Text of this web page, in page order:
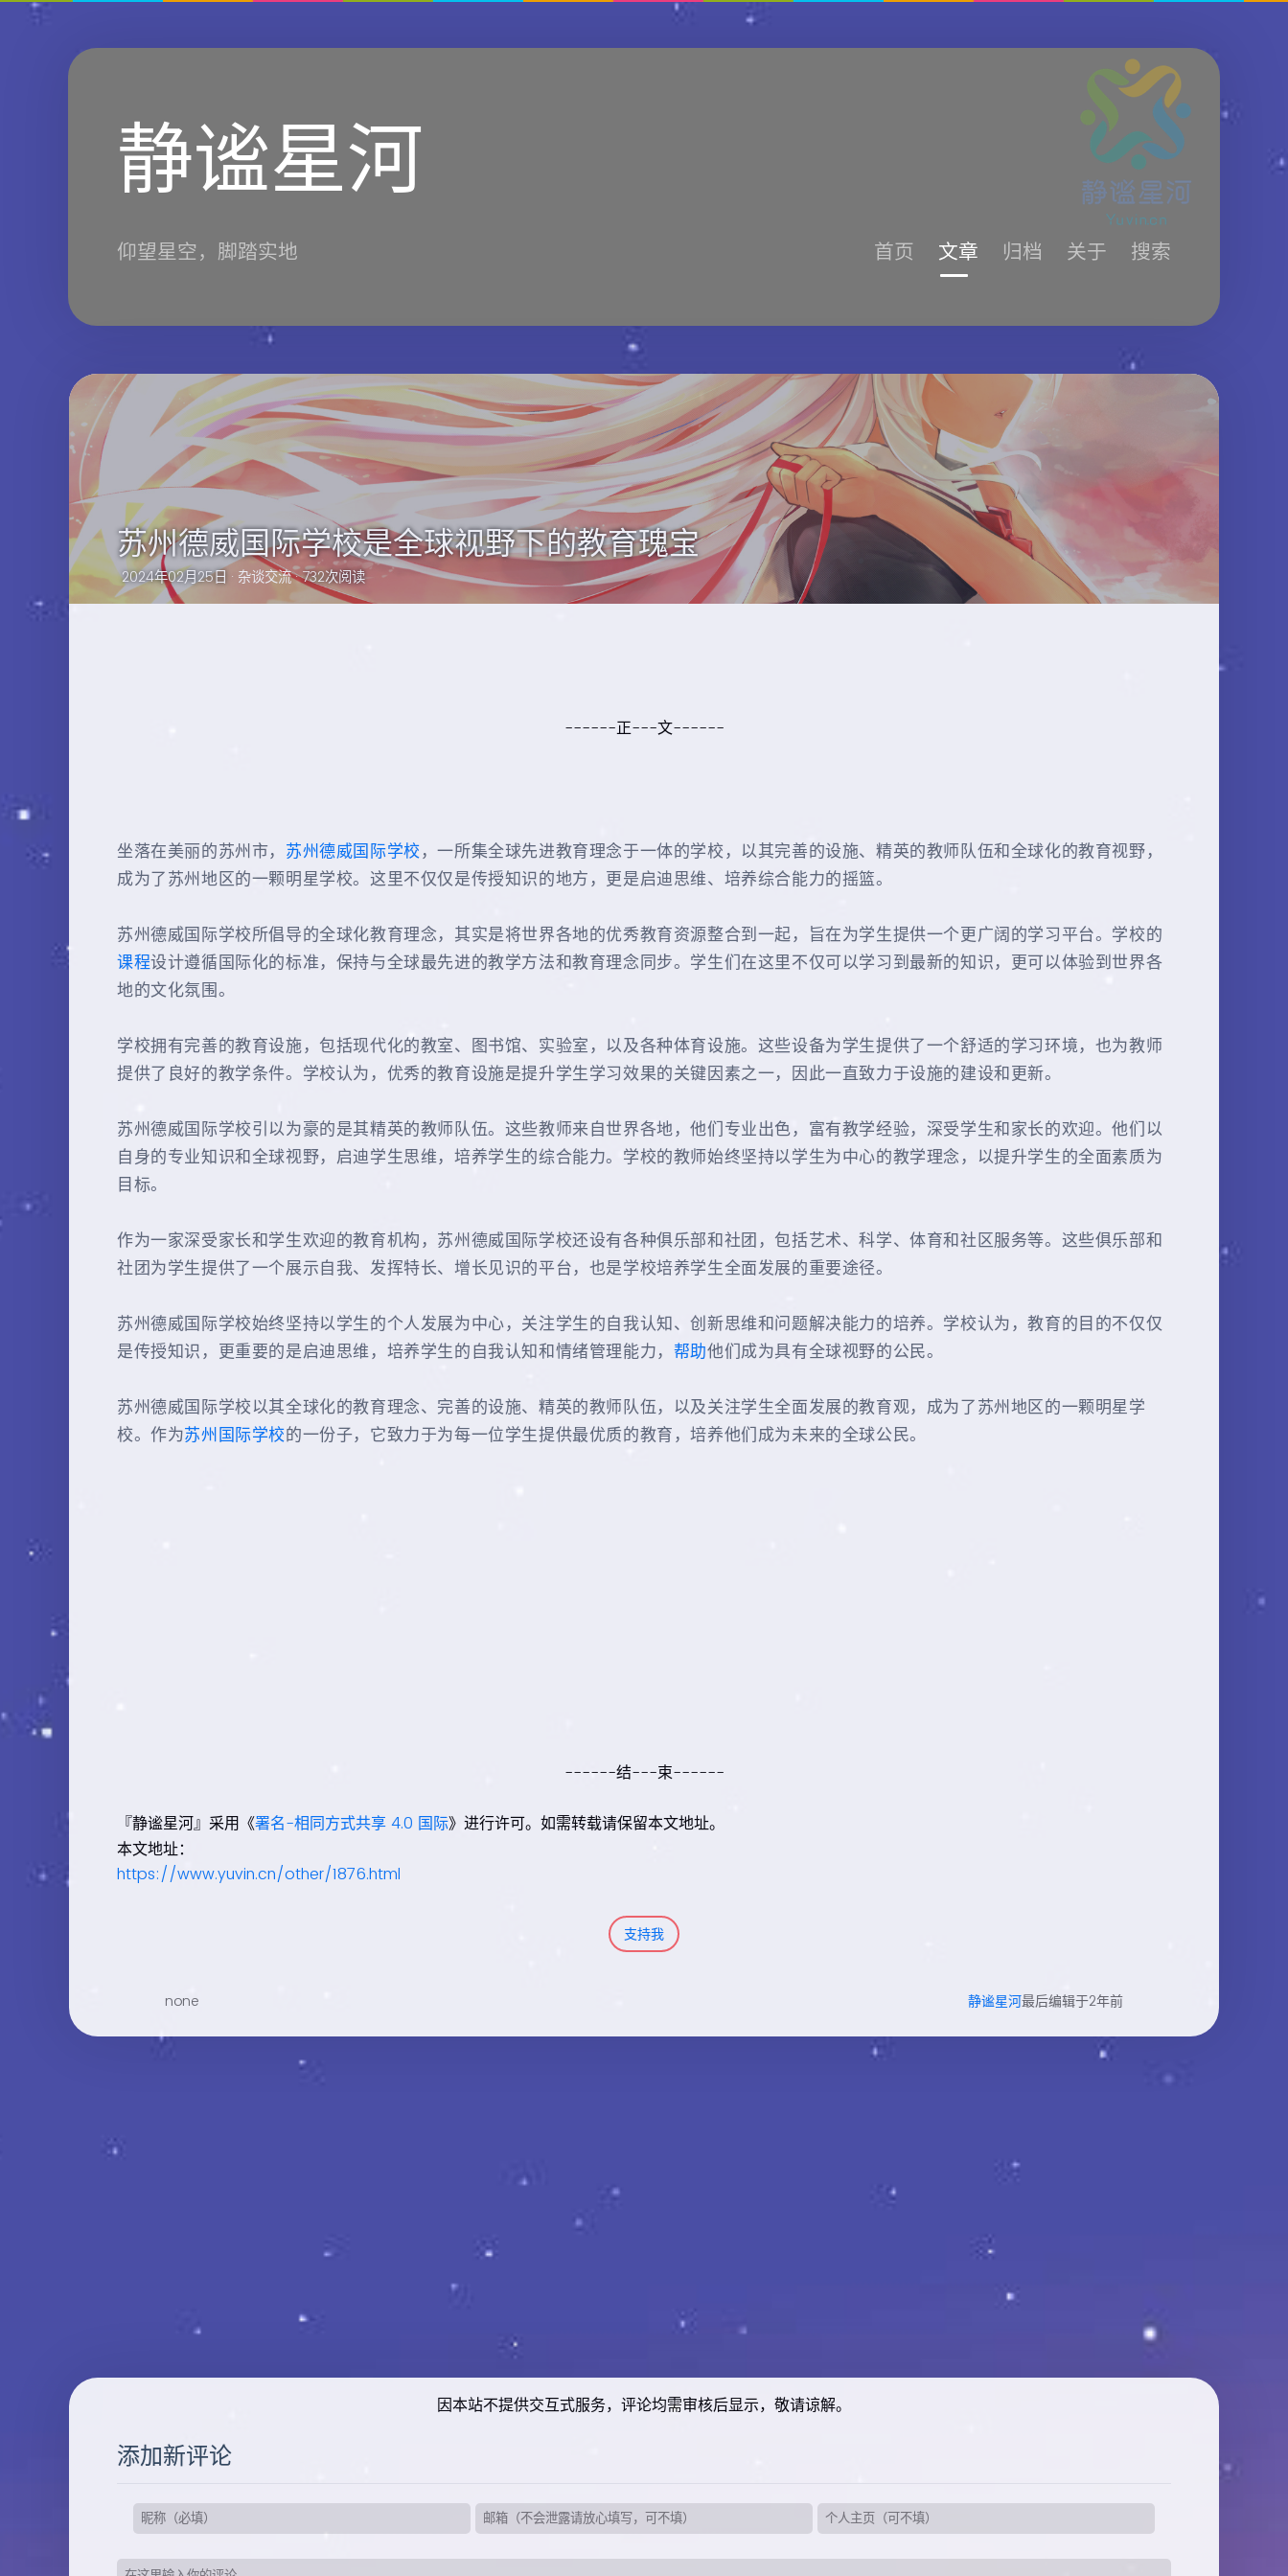
静谧星河
仰望星空，脚踏实地 首页 文章 归档 关于 搜索
苏州德威国际学校是全球视野下的教育瑰宝
2024年02月25日 · 杂谈交流· 732次阅读
------正---文------
坐落在美丽的苏州市， 苏州德威国际学校，一所集全球先进教育理念于一体的学校，以其完善的设施、精英的教师队伍和全球化的教育视野，
成为了苏州地区的一颗明星学校。这里不仅仅是传授知识的地方，更是启迪思维、培养综合能力的摇篮。
苏州德威国际学校所倡导的全球化教育理念，其实是将世界各地的优秀教育资源整合到一起，旨在为学生提供一个更广阔的学习平台。学校的
课程设计遵循国际化的标准，保持与全球最先进的教学方法和教育理念同步。学生们在这里不仅可以学习到最新的知识，更可以体验到世界各
地的文化氛围。
学校拥有完善的教育设施，包括现代化的教室、图书馆、实验室，以及各种体育设施。这些设备为学生提供了一个舒适的学习环境，也为教师
提供了良好的教学条件。学校认为，优秀的教育设施是提升学生学习效果的关键因素之一，因此一直致力于设施的建设和更新。
苏州德威国际学校引以为豪的是其精英的教师队伍。这些教师来自世界各地，他们专业出色，富有教学经验，深受学生和家长的欢迎。他们以
自身的专业知识和全球视野，启迪学生思维，培养学生的综合能力。学校的教师始终坚持以学生为中心的教学理念，以提升学生的全面素质为
目标。
作为一家深受家长和学生欢迎的教育机构，苏州德威国际学校还设有各种俱乐部和社团，包括艺术、科学、体育和社区服务等。这些俱乐部和
社团为学生提供了一个展示自我、发挥特长、增长见识的平台，也是学校培养学生全面发展的重要途径。
苏州德威国际学校始终坚持以学生的个人发展为中心，关注学生的自我认知、创新思维和问题解决能力的培养。学校认为，教育的目的不仅仅
是传授知识，更重要的是启迪思维，培养学生的自我认知和情绪管理能力， 帮助他们成为具有全球视野的公民。
苏州德威国际学校以其全球化的教育理念、完善的设施、精英的教师队伍，以及关注学生全面发展的教育观，成为了苏州地区的一颗明星学
校。作为苏州国际学校的一份子，它致力于为每一位学生提供最优质的教育，培养他们成为未来的全球公民。
------结---束------
『静谧星河』采用《署名-相同方式共享 4.0 国际》进行许可。如需转载请保留本文地址。
本文地址：
https://www.yuvin.cn/other/1876.html
支持我
none 静谧星河最后编辑于2年前
因本站不提供交互式服务，评论均需审核后显示，敬请谅解。
添加新评论